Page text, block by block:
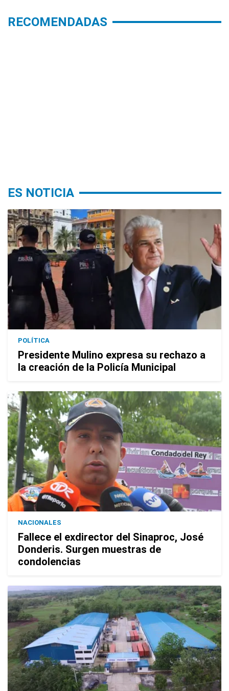
RECOMENDADAS
ES NOTICIA
POLÍTICA
Presidente Mulino expresa su rechazo a
la creación de la Policía Municipal
NACIONALES
Fallece el exdirector del Sinaproc, José
Donderis. Surgen muestras de
condolencias